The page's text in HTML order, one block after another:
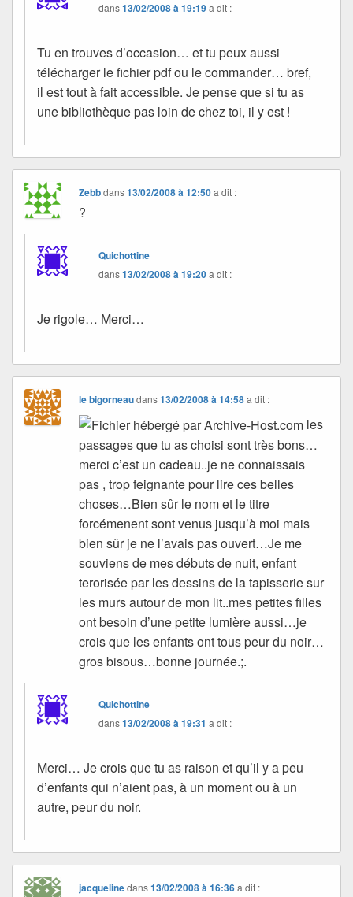
dans13/02/2008 à 19:19a dit :
Tu en trouves d’occasion… et tu peux aussi
télécharger le fichier pdf ou le commander… bref,
il est tout à fait accessible. Je pense que si tu as
une bibliothèque pas loin de chez toi, il y est !
Zebbdans13/02/2008 à 12:50 a dit :
?
Quichottine
dans13/02/2008 à 19:20a dit :
Je rigole… Merci…
le bigorneaudans13/02/2008 à 14:58 a dit :
les
passages que tu as choisi sont très bons…
merci c’est un cadeau..je ne connaissais
pas , trop feignante pour lire ces belles
choses…Bien sûr le nom et le titre
forcémenent sont venus jusqu’à moi mais
bien sûr je ne l’avais pas ouvert…Je me
souviens de mes débuts de nuit, enfant
terorisée par les dessins de la tapisserie sur
les murs autour de mon lit..mes petites filles
ont besoin d’une petite lumière aussi…je
crois que les enfants ont tous peur du noir…
gros bisous…bonne journée.;.
Quichottine
dans13/02/2008 à 19:31 a dit :
Merci… Je crois que tu as raison et qu’il y a peu
d’enfants qui n’aient pas, à un moment ou à un
autre, peur du noir.
jacquelinedans13/02/2008 à 16:36 a dit :